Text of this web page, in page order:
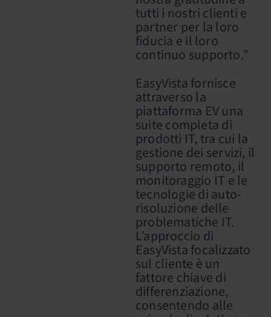
tutti i nostri clienti e
partner per la loro
fiducia e il loro
continuo supporto.”
EasyVista fornisce
attraverso la
piattaforma EV una
suite completa di
prodotti IT, tra cui la
gestione dei servizi, il
supporto remoto, il
monitoraggio IT e le
tecnologie di auto-
risoluzione delle
problematiche IT.
L’approccio di
EasyVista focalizzato
sul cliente è un
fattore chiave di
differenziazione,
consentendo alle